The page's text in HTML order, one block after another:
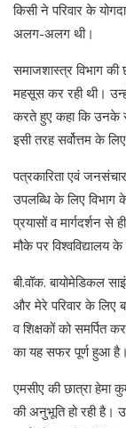
किसी ने परिवार के
अलग-अलग थी।
समाजशास्त्र विभाग की
महसूस कर रही थी।
करते हुए कहा कि उनके
इसी तरह सर्वोत्तम के
पत्रकारिता एवं
उपलब्धि के लिए विभाग
प्रयासों व मार्गदर्शन
मौके पर विश्वविद्यालय
बी.वॉक. बायोमेडिकल
और मेरे परिवार के लिए
व शिक्षकों को समर्पित
का यह सफर पूर्ण हुआ है।
एमसीए की छात्रा हेमा
की अनुभूति हो रही है।